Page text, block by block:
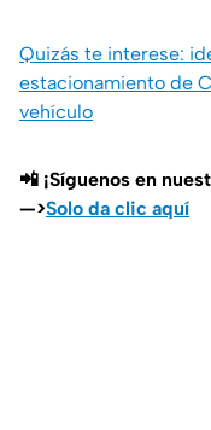
Quizás te interese:
estacionamiento de
vehículo
📲 ¡Síguenos en
—>Solo da clic aquí